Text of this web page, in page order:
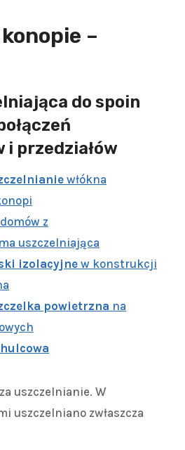
–
do spoin
i przedziałów
włókna
z
uszczelniająca
izolacyjne w konstrukcji
powietrzna na
uszczelnianie. W
uszczelniano zwłaszcza